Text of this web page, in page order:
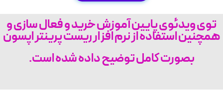
توی ویدئوی پايين آموزش خرید و فعال سازی و
همچنین استفاده از نرم افزار ریست پرینتر اپسون
بصورت کامل توضیح داده شده است.